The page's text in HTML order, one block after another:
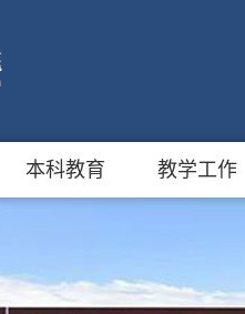
本科教育 教学工作